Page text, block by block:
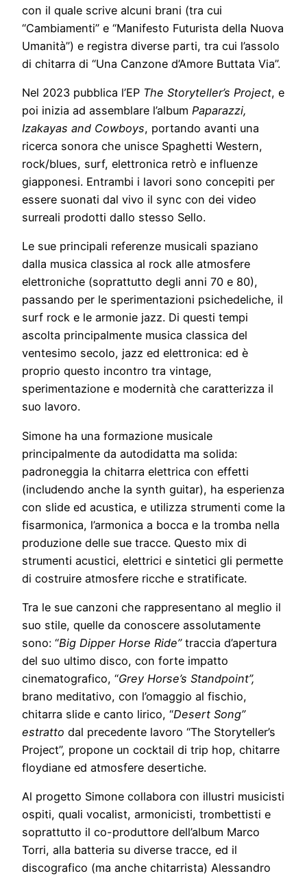
con il quale scrive alcuni brani (tra cui
“Cambiamenti” e “Manifesto Futurista della Nuova
Umanità”) e registra diverse parti, tra cui l’assolo
di chitarra di “Una Canzone d’Amore Buttata Via”.
Nel 2023 pubblica l’EP The Storyteller’s Project, e
poi inizia ad assemblare l’album Paparazzi,
Izakayas and Cowboys, portando avanti una
ricerca sonora che unisce Spaghetti Western,
rock/blues, surf, elettronica retrò e influenze
giapponesi. Entrambi i lavori sono concepiti per
essere suonati dal vivo il sync con dei video
surreali prodotti dallo stesso Sello.
Le sue principali referenze musicali spaziano
dalla musica classica al rock alle atmosfere
elettroniche (soprattutto degli anni 70 e 80),
passando per le sperimentazioni psichedeliche, il
surf rock e le armonie jazz. Di questi tempi
ascolta principalmente musica classica del
ventesimo secolo, jazz ed elettronica: ed è
proprio questo incontro tra vintage,
sperimentazione e modernità che caratterizza il
suo lavoro.
Simone ha una formazione musicale
principalmente da autodidatta ma solida:
padroneggia la chitarra elettrica con effetti
(includendo anche la synth guitar), ha esperienza
con slide ed acustica, e utilizza strumenti come la
fisarmonica, l’armonica a bocca e la tromba nella
produzione delle sue tracce. Questo mix di
strumenti acustici, elettrici e sintetici gli permette
di costruire atmosfere ricche e stratificate.
Tra le sue canzoni che rappresentano al meglio il
suo stile, quelle da conoscere assolutamente
sono: “Big Dipper Horse Ride”traccia d’apertura
del suo ultimo disco, con forte impatto
cinematografico, “Grey Horse’s Standpoint”,
brano meditativo, con l’omaggio al fischio,
chitarra slide e canto lirico, “Desert Song”
estratto dal precedente lavoro “The Storyteller’s
Project”, propone un cocktail di trip hop, chitarre
floydiane ed atmosfere desertiche.
Al progetto Simone collabora con illustri musicisti
ospiti, quali vocalist, armonicisti, trombettisti e
soprattutto il co-produttore dell’album Marco
Torri, alla batteria su diverse tracce, ed il
discografico (ma anche chitarrista) Alessandro